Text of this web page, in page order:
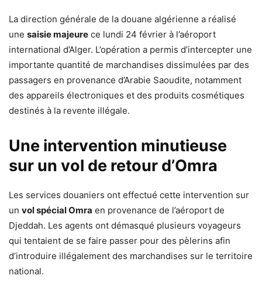
La direction générale de la douane algérienne a réalisé
une saisie majeure ce lundi 24 février à l’aéroport
international d’Alger. L’opération a permis d’intercepter une
importante quantité de marchandises dissimulées par des
passagers en provenance d’Arabie Saoudite, notamment
des appareils électroniques et des produits cosmétiques
destinés à la revente illégale.
Une intervention minutieuse
sur un vol de retour d’Omra
Les services douaniers ont effectué cette intervention sur
un vol spécial Omra en provenance de l’aéroport de
Djeddah. Les agents ont démasqué plusieurs voyageurs
qui tentaient de se faire passer pour des pèlerins afin
d’introduire illégalement des marchandises sur le territoire
national.